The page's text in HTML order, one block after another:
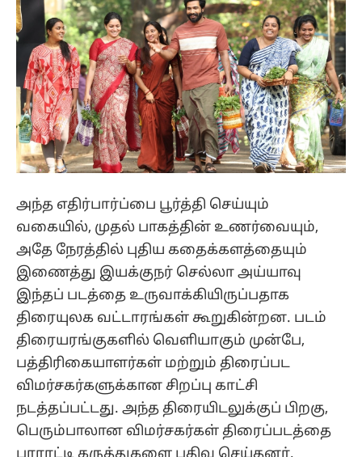
அந்த எதிர்பார்ப்பை பூர்த்தி செய்யும்
வகையில், முதல் பாகத்தின் உணர்வையும்,
அதே நேரத்தில் புதிய கதைக்களத்தையும்
இணைத்து இயக்குநர் செல்லா அய்யாவு
இந்தப் படத்தை உருவாக்கியிருப்பதாக
திரையுலக வட்டாரங்கள் கூறுகின்றன. படம்
திரையரங்குகளில் வெளியாகும் முன்பே,
பத்திரிகையாளர்கள் மற்றும் திரைப்பட
விமர்சகர்களுக்கான சிறப்பு காட்சி
நடத்தப்பட்டது. அந்த திரையிடலுக்குப் பிறகு,
பெரும்பாலான விமர்சகர்கள் திரைப்படத்தை